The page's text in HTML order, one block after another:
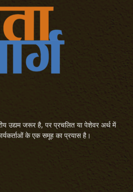
उद्यम जरूर है, पर प्रचलित या पेशेवर अर्थ में
के एक समूह का प्रयास है।